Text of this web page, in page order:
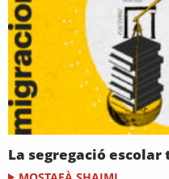
La segregació escolar